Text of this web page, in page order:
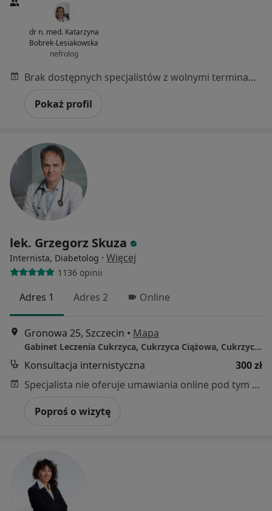
dr n. med. Katarzyna
Bobrek-Lesiakowska
nefrolog
Brak dostępnych specjalistów z wolnymi terminami w tym centrum medycznym.
Pokaż profil
lek. Grzegorz Skuza
Internista, Diabetolog · Więcej
1136 opinii
Adres 1 Adres 2 Online
Gronowa 25, Szczecin • Mapa
Gabinet Leczenia Cukrzyca, Cukrzyca Ciążowa, Cukrzyca Wtórna, Otyłość , Insulinooporność, Nadciśnienie Tętnicze , Choroby Wewnętrzne Zaburzeń Lipidowych
Konsultacja internistyczna
300 zł
Specjalista nie oferuje umawiania online pod tym adresem.
Poproś o wizytę